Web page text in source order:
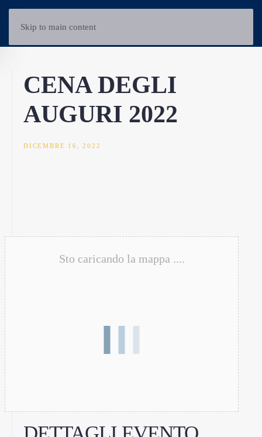
Skip to main content
CENA DEGLI
AUGURI 2022
DICEMBRE 16, 2022
Sto caricando la mappa ....